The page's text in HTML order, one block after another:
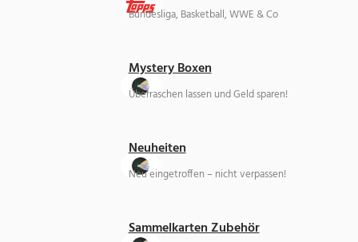
Bundesliga, Basketball, WWE & Co
Mystery Boxen
Überraschen lassen und Geld sparen!
Neuheiten
Neu eingetroffen – nicht verpassen!
Sammelkarten Zubehör